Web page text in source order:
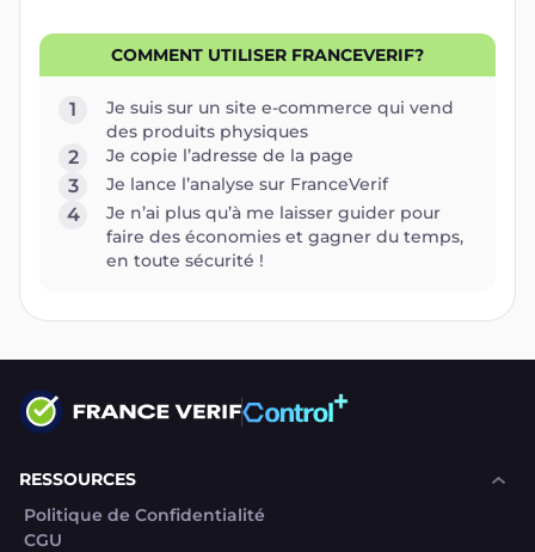
COMMENT UTILISER FRANCEVERIF?
1
Je suis sur un site e-commerce qui vend
des produits physiques
2 Je copie l’adresse de la page
3 Je lance l’analyse sur FranceVerif
4
Je n’ai plus qu’à me laisser guider pour
faire des économies et gagner du temps,
en toute sécurité !
RESSOURCES
Politique de Confidentialité
CGU